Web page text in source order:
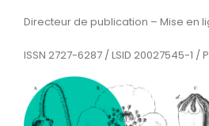
Directeur de publication – Mise en
ISSN 2727-6287 / LSID 20027545-1 /